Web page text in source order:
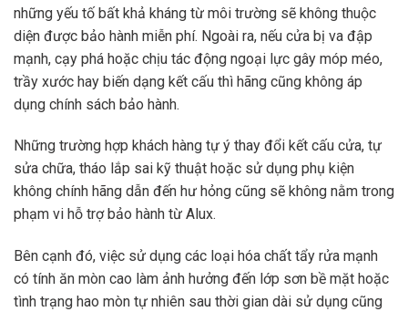
những yếu tố bất khả kháng từ môi trường sẽ không thuộc
diện được bảo hành miễn phí. Ngoài ra, nếu cửa bị va đập
mạnh, cạy phá hoặc chịu tác động ngoại lực gây móp méo,
trầy xước hay biến dạng kết cấu thì hãng cũng không áp
dụng chính sách bảo hành.
Những trường hợp khách hàng tự ý thay đổi kết cấu cửa, tự
sửa chữa, tháo lắp sai kỹ thuật hoặc sử dụng phụ kiện
không chính hãng dẫn đến hư hỏng cũng sẽ không nằm trong
phạm vi hỗ trợ bảo hành từ Alux.
Bên cạnh đó, việc sử dụng các loại hóa chất tẩy rửa mạnh
có tính ăn mòn cao làm ảnh hưởng đến lớp sơn bề mặt hoặc
tình trạng hao mòn tự nhiên sau thời gian dài sử dụng cũng